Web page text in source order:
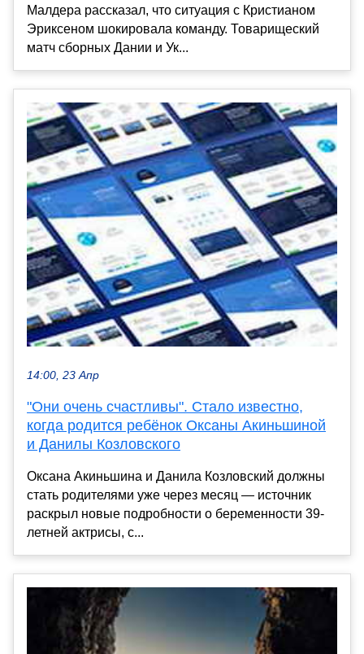
Малдера рассказал, что ситуация с Кристианом
Эриксеном шокировала команду. Товарищеский
матч сборных Дании и Ук...
14:00, 23 Апр
"Они очень счастливы". Стало известно,
когда родится ребёнок Оксаны Акиньшиной
и Данилы Козловского
Оксана Акиньшина и Данила Козловский должны
стать родителями уже через месяц — источник
раскрыл новые подробности о беременности 39-
летней актрисы, с...